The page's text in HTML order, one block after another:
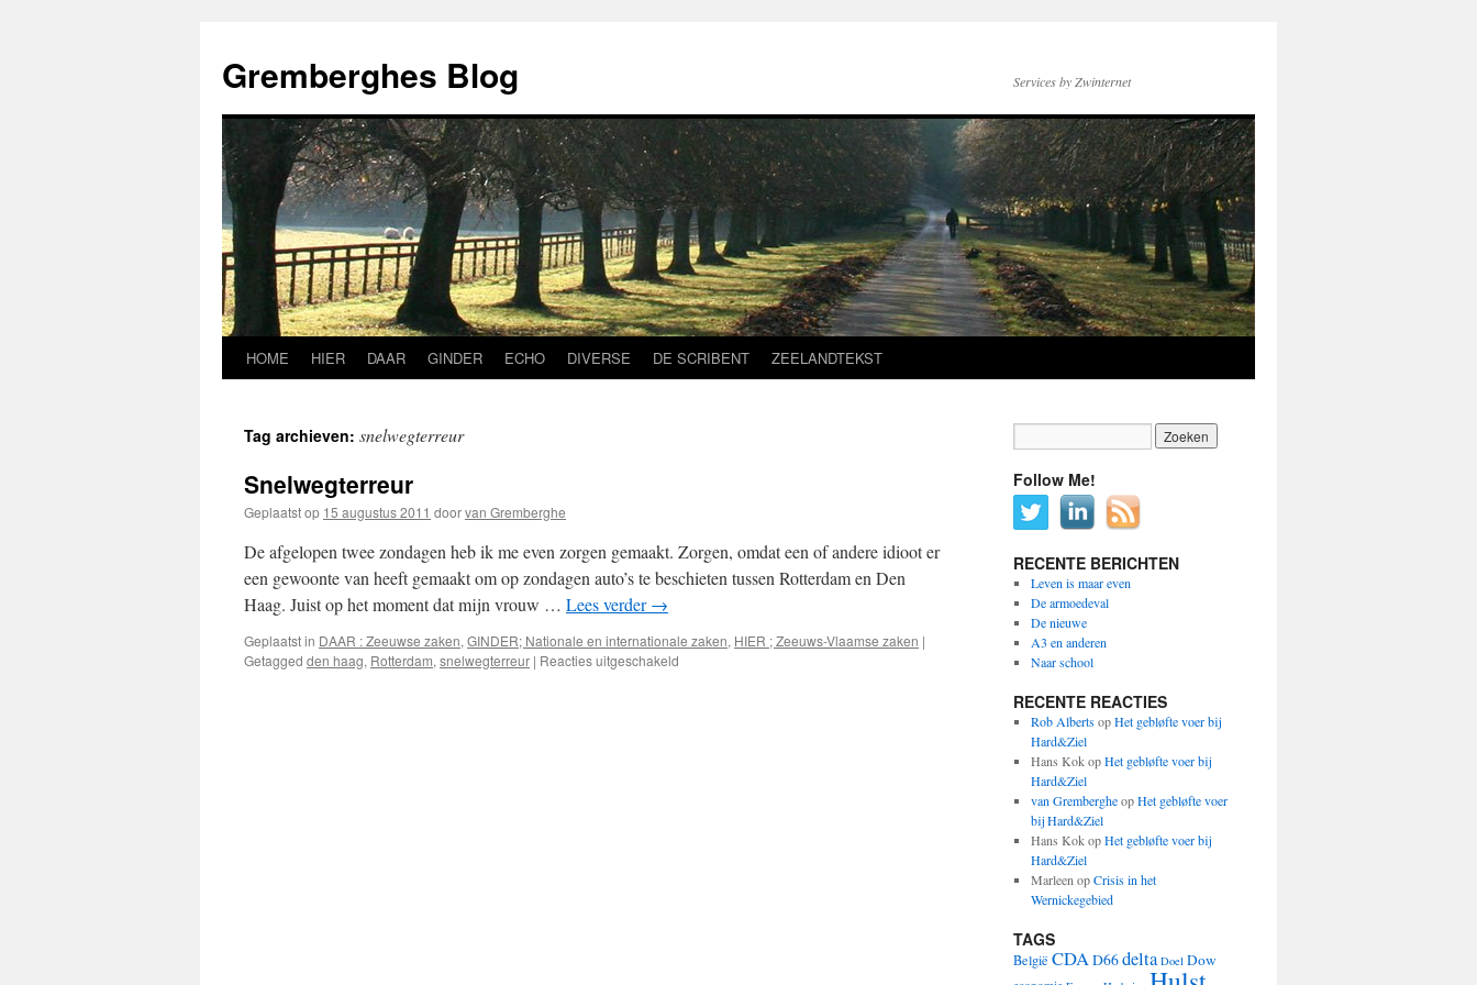
de
inhoud
Gremberghes Blog Services by Zwinternet
HOME HIER DAAR GINDER ECHO DIVERSE DE SCRIBENT ZEELANDTEKST
Tag archieven: snelwegterreur
Snelwegterreur
Geplaatst op 15 augustus 2011 doorvan Gremberghe
De afgelopen twee zondagen heb ik me even zorgen gemaakt. Zorgen, omdat een of andere idioot er
een gewoonte van heeft gemaakt om op zondagen auto’s te beschieten tussen Rotterdam en Den
Haag. Juist op het moment dat mijn vrouw … Lees verder→
Geplaatst in DAAR : Zeeuwse zaken, GINDER; Nationale en internationale zaken, HIER ; Zeeuws-Vlaamse zaken |
Getagged den haag, Rotterdam, snelwegterreur | Reacties uitgeschakeld
Follow Me!
RECENTE BERICHTEN
Leven is maar even
De armoedeval
De nieuwe
A3 en anderen
Naar school
RECENTE REACTIES
Rob AlbertsopHet gebløfte voer bij
Hard&Ziel
Hans KokopHet gebløfte voer bij
Hard&Ziel
van GrembergheopHet gebløfte voer
bij Hard&Ziel
Hans KokopHet gebløfte voer bij
Hard&Ziel
Marleen opCrisis in het
Wernickegebied
TAGS
België CDAD66delta Doel Dow